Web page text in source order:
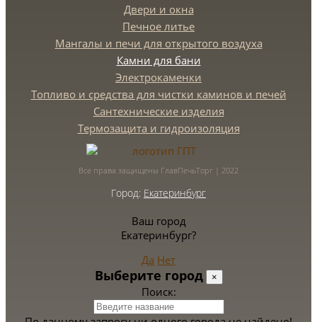
Двери и окна
Печное литье
Мангалы и печи для открытого воздуха
Камни для бани
Электрокаменки
Топливо и средства для чистки каминов и печей
Сантехнические изделия
Термозащита и гидроизоляция
Все права защищены ГлавПечьТорг | 2022
Город: Екатеринбург
Ваш город
Екатеринбург?
Да Нет
Выберите город ×
Поиск: